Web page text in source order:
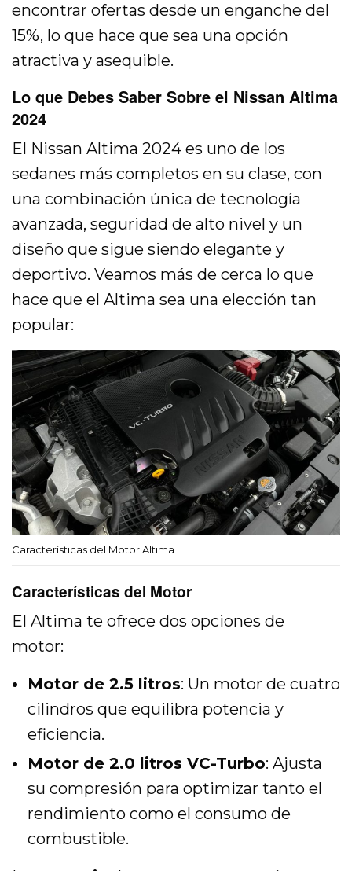
encontrar ofertas desde un enganche del
15%, lo que hace que sea una opción
atractiva y asequible.
Lo que Debes Saber Sobre el Nissan Altima
2024
El Nissan Altima 2024 es uno de los
sedanes más completos en su clase, con
una combinación única de tecnología
avanzada, seguridad de alto nivel y un
diseño que sigue siendo elegante y
deportivo. Veamos más de cerca lo que
hace que el Altima sea una elección tan
popular:
Características del Motor Altima
Características del Motor
El Altima te ofrece dos opciones de
motor:
Motor de 2.5 litros: Un motor de cuatro
cilindros que equilibra potencia y
eficiencia.
Motor de 2.0 litros VC-Turbo: Ajusta
su compresión para optimizar tanto el
rendimiento como el consumo de
combustible.